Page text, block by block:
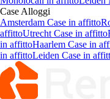
Case Alloggi
Amsterdam Case in affitto
affittoUtrecht Case in affitto
in affittoHaarlem Case in
in affittoLeiden Case in